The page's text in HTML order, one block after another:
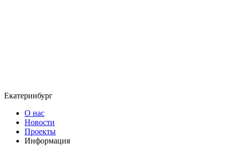
Екатеринбург
О нас
Новости
Проекты
Информация